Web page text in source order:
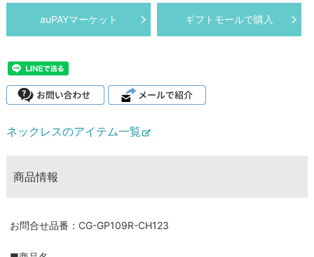
auPAYマーケット ギフトモールで購入
ネックレスのアイテム一覧
商品情報
お問合せ品番：CG-GP109R-CH123